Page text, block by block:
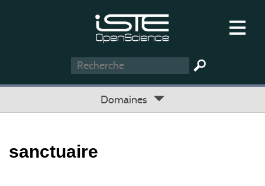
Domaines
sanctuaire